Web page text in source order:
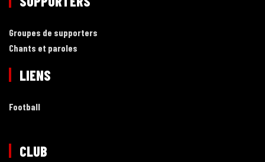
Groupes de supporters
Chants et paroles
LIENS
Football
CLUB